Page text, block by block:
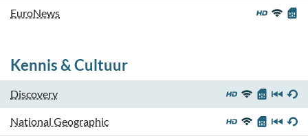
EuroNews
Kennis & Cultuur
Discovery
National Geographic